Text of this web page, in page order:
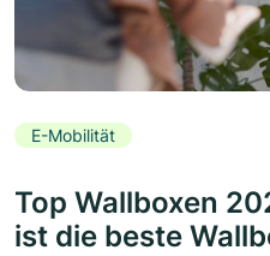
E-Mobilität
Top Wallboxen
ist die beste